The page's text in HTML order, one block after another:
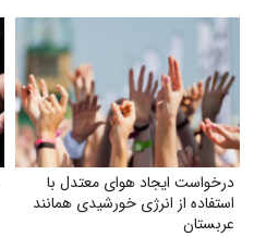
درخواست ایجاد هوای معتدل با
استفاده از انرژی خورشیدی همانند
عربستان